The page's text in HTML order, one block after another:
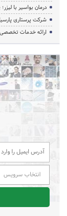
درمان بواسیر با
شرکت پرستاری
ارائه خدمات تخصصی
انتخاب سرویس